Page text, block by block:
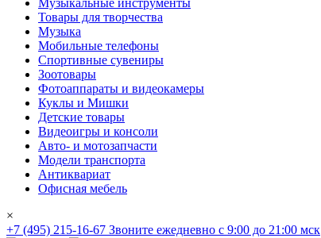
Музыкальные инструменты
Товары для творчества
Музыка
Мобильные телефоны
Спортивные сувениры
Зоотовары
Фотоаппараты и видеокамеры
Куклы и Мишки
Детские товары
Видеоигры и консоли
Авто- и мотозапчасти
Модели транспорта
Антиквариат
Офисная мебель
×
+7 (495) 215-16-67 Звоните ежедневно с 9:00 до 21:00 мск